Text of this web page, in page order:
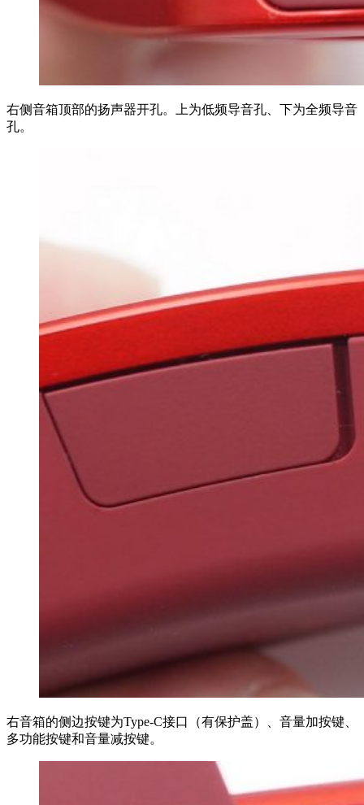
右侧音箱顶部的扬声器开孔。上为低频导音孔、下为全频导音
孔。
右音箱的侧边按键为Type-C接口（有保护盖）、音量加按键、
多功能按键和音量减按键。